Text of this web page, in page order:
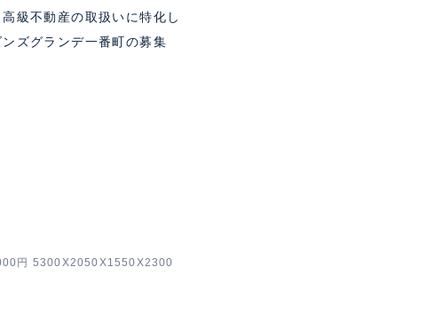
級不動産の取扱いに特化し
ズグランデ一番町の募集
円 5300X2050X1550X2300